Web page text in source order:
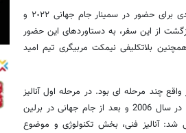
امیر قلعه نویی سرمربی تیم ملی فوتبال ایران که به همراه میرشاد ماجدی برای حضور در سمینار جام جهانی ٢٠٢٢ و
از این سفر، به دستاوردهای این حضور
بلاتکلیفی نیمکت مربیگری تیم امید
چند مرحله ای بود. در مرحله اول آنالیز
جام جهانی صورت گرفت که نکات خوب و مهمی در آنجا مطرح شد. بنده در سال 2006 و بعد از جام جهانی در برلین
آنالیز فنی، بخش تکنولوژی و موضوع